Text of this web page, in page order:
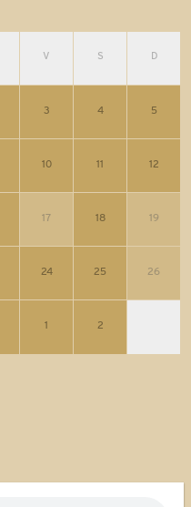
V S D
3 4 5
10 11 12
17 18 19
24 25 26
1 2